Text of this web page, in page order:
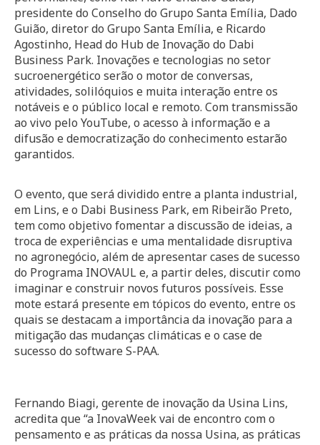
presidente do Conselho do Grupo Santa Emília, Dado
Guião, diretor do Grupo Santa Emília, e Ricardo
Agostinho, Head do Hub de Inovação do Dabi
Business Park. Inovações e tecnologias no setor
sucroenergético serão o motor de conversas,
atividades, solilóquios e muita interação entre os
notáveis e o público local e remoto. Com transmissão
ao vivo pelo YouTube, o acesso à informação e a
difusão e democratização do conhecimento estarão
garantidos.
O evento, que será dividido entre a planta industrial,
em Lins, e o Dabi Business Park, em Ribeirão Preto,
tem como objetivo fomentar a discussão de ideias, a
troca de experiências e uma mentalidade disruptiva
no agronegócio, além de apresentar cases de sucesso
do Programa INOVAUL e, a partir deles, discutir como
imaginar e construir novos futuros possíveis. Esse
mote estará presente em tópicos do evento, entre os
quais se destacam a importância da inovação para a
mitigação das mudanças climáticas e o case de
sucesso do software S-PAA.
Fernando Biagi, gerente de inovação da Usina Lins,
acredita que “a InovaWeek vai de encontro com o
pensamento e as práticas da nossa Usina, as práticas